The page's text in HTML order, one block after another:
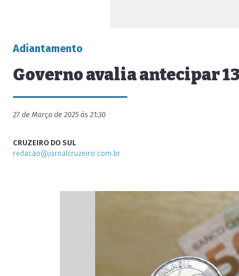
Adiantamento
Governo avalia antecipar
27 de Março de 2025 às 21:30
CRUZEIRO DO SUL
redacao@jornalcruzeiro.com.br